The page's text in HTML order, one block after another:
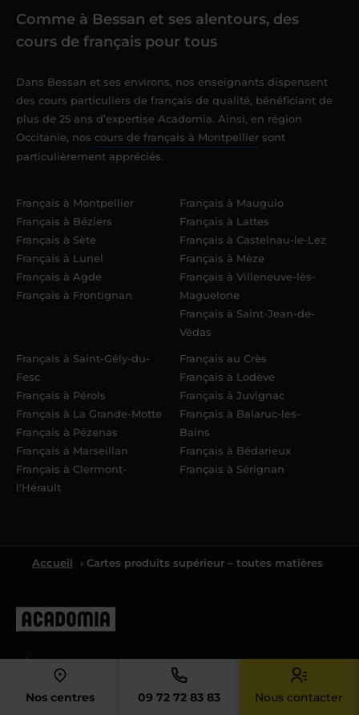
Nos centres 09 72 72 83 83 Nous contacter
Comme à Bessan et ses alentours, des
cours de français pour tous
Dans Bessan et ses environs, nos enseignants dispensent
des cours particuliers de français de qualité, bénéficiant de
plus de 25 ans d’expertise Acadomia. Ainsi, en région
Occitanie, nos cours de français à Montpellier sont
particulièrement appréciés.
Français à Montpellier
Français à Béziers
Français à Sète
Français à Lunel
Français à Agde
Français à Frontignan
Français à Mauguio
Français à Lattes
Français à Castelnau-le-Lez
Français à Mèze
Français à Villeneuve-lès-
Maguelone
Français à Saint-Jean-de-
Védas
Français à Saint-Gély-du-
Fesc
Français à Pérols
Français à La Grande-Motte
Français à Pézenas
Français à Marseillan
Français à Clermont-
l'Hérault
Français au Crès
Français à Lodève
Français à Juvignac
Français à Balaruc-les-
Bains
Français à Bédarieux
Français à Sérignan
Accueil › Cartes produits supérieur – toutes matières
4.4
4.4/5 sur la base de
8061avis